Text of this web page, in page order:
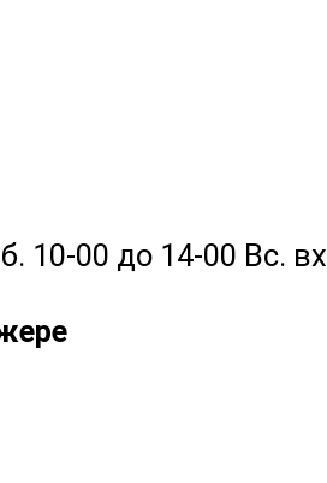
10-00 до 14-00 Вс. вх